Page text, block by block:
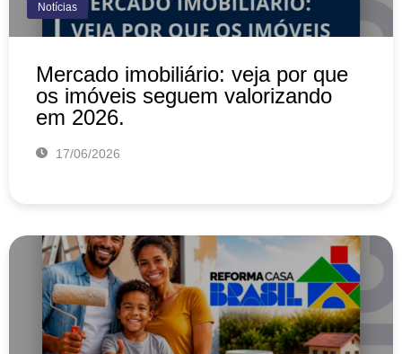
Notícias
Mercado imobiliário: veja por que
os imóveis seguem valorizando
em 2026.
17/06/2026